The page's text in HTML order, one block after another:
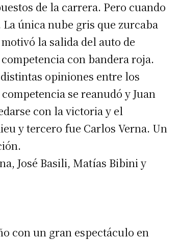
de la carrera. Pero cuando
única nube gris que zurcaba
la salida del auto de
con bandera roja.
opiniones entre los
se reanudó y Juan
con la victoria y el
y tercero fue Carlos Verna. Un
José Basili, Matías Bibini y
con un gran espectáculo en